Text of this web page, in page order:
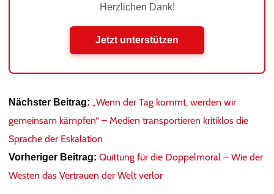
Herzlichen Dank!
Jetzt unterstützen
Nächster Beitrag: „Wenn der Tag kommt, werden wir
gemeinsam kämpfen“ – Medien transportieren kritiklos die
Sprache der Eskalation
Vorheriger Beitrag: Quittung für die Doppelmoral – Wie der
Westen das Vertrauen der Welt verlor